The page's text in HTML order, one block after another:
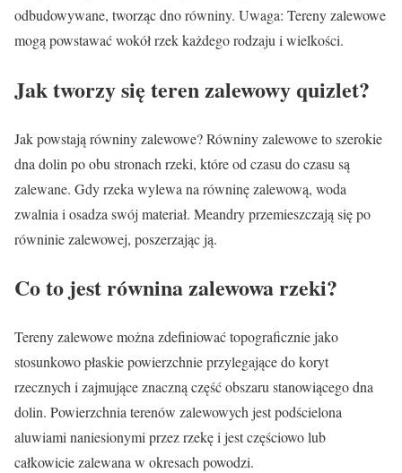
odbudowywane, tworząc dno równiny. Uwaga: Tereny zalewowe
mogą powstawać wokół rzek każdego rodzaju i wielkości.
Jak tworzy się teren zalewowy quizlet?
Jak powstają równiny zalewowe? Równiny zalewowe to szerokie
dna dolin po obu stronach rzeki, które od czasu do czasu są
zalewane. Gdy rzeka wylewa na równinę zalewową, woda
zwalnia i osadza swój materiał. Meandry przemieszczają się po
równinie zalewowej, poszerzając ją.
Co to jest równina zalewowa rzeki?
Tereny zalewowe można zdefiniować topograficznie jako
stosunkowo płaskie powierzchnie przylegające do koryt
rzecznych i zajmujące znaczną część obszaru stanowiącego dna
dolin. Powierzchnia terenów zalewowych jest podścielona
aluwiami naniesionymi przez rzekę i jest częściowo lub
całkowicie zalewana w okresach powodzi.